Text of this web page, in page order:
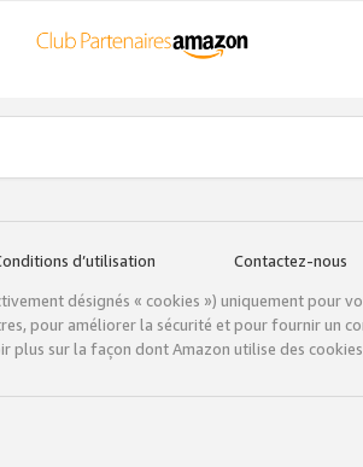
d’utilisation Contactez-nous
désignés « cookies ») uniquement pour
pour améliorer la sécurité et pour fournir un
plus sur la façon dont Amazon utilise des